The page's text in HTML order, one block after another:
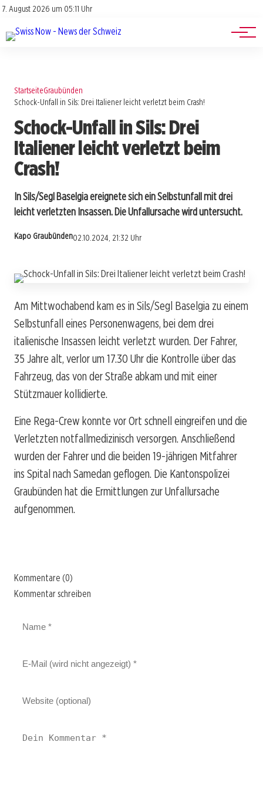
7. August 2026 um 05:11 Uhr
Impressum
Jobs
Events
StartseiteGraubünden
Schock-Unfall in Sils: Drei Italiener leicht verletzt beim Crash!
Schock-Unfall in Sils: Drei
Italiener leicht verletzt beim
Crash!
In Sils/Segl Baselgia ereignete sich ein Selbstunfall mit drei
leicht verletzten Insassen. Die Unfallursache wird untersucht.
Kapo Graubünden02.10.2024, 21:32 Uhr
Am Mittwochabend kam es in Sils/Segl Baselgia zu einem
Selbstunfall eines Personenwagens, bei dem drei
italienische Insassen leicht verletzt wurden. Der Fahrer,
35 Jahre alt, verlor um 17.30 Uhr die Kontrolle über das
Fahrzeug, das von der Straße abkam und mit einer
Stützmauer kollidierte.
Eine Rega-Crew konnte vor Ort schnell eingreifen und die
Verletzten notfallmedizinisch versorgen. Anschließend
wurden der Fahrer und die beiden 19-jährigen Mitfahrer
ins Spital nach Samedan geflogen. Die Kantonspolizei
Graubünden hat die Ermittlungen zur Unfallursache
aufgenommen.
Kommentare (0)
Kommentar schreiben